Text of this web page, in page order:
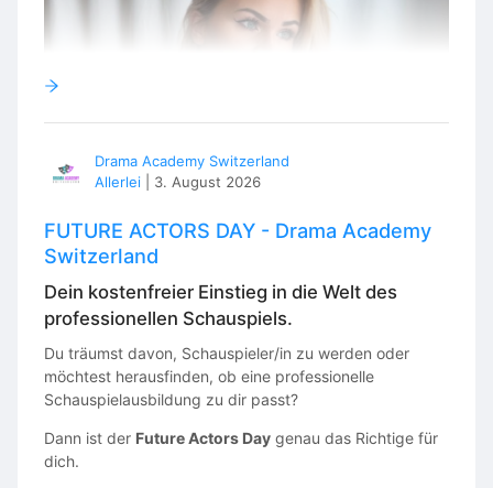
Drama Academy Switzerland
Allerlei
3. August 2026
FUTURE ACTORS DAY - Drama Academy
Switzerland
Dein kostenfreier Einstieg in die Welt des
professionellen Schauspiels.
Du träumst davon, Schauspieler/in zu werden oder
möchtest herausfinden, ob eine professionelle
Schauspielausbildung zu dir passt?
Dann ist der Future Actors Day genau das Richtige für
dich.